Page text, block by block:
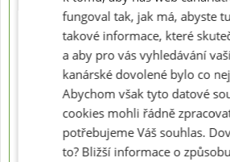
27.09. - 08.10.2026, délka
Praha
bez stravování
Možno přeobjednat na:
Původní cena:25 900 Kč
Konečná cena za osobu od:24 390Kč
fungoval tak, jak má, abyste
takové informace, které
a aby pro vás vyhledávání
kanárské dovolené bylo co
Abychom však tyto datové
cookies mohli řádně
potřebujeme Váš souhlas.
to? Bližší informace o